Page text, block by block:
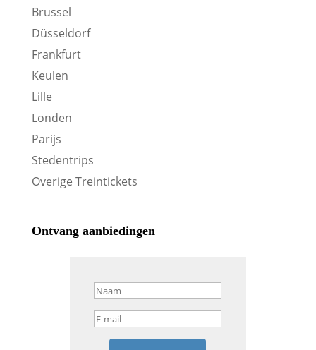
Brussel
Düsseldorf
Frankfurt
Keulen
Lille
Londen
Parijs
Stedentrips
Overige Treintickets
Ontvang aanbiedingen